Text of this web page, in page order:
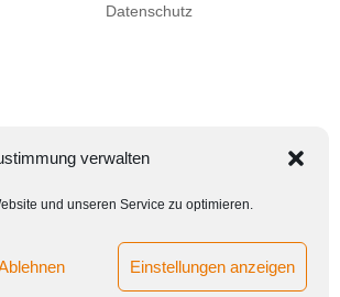
verwalten
und unseren Service zu optimieren.
Einstellungen anzeigen
Datenschutz